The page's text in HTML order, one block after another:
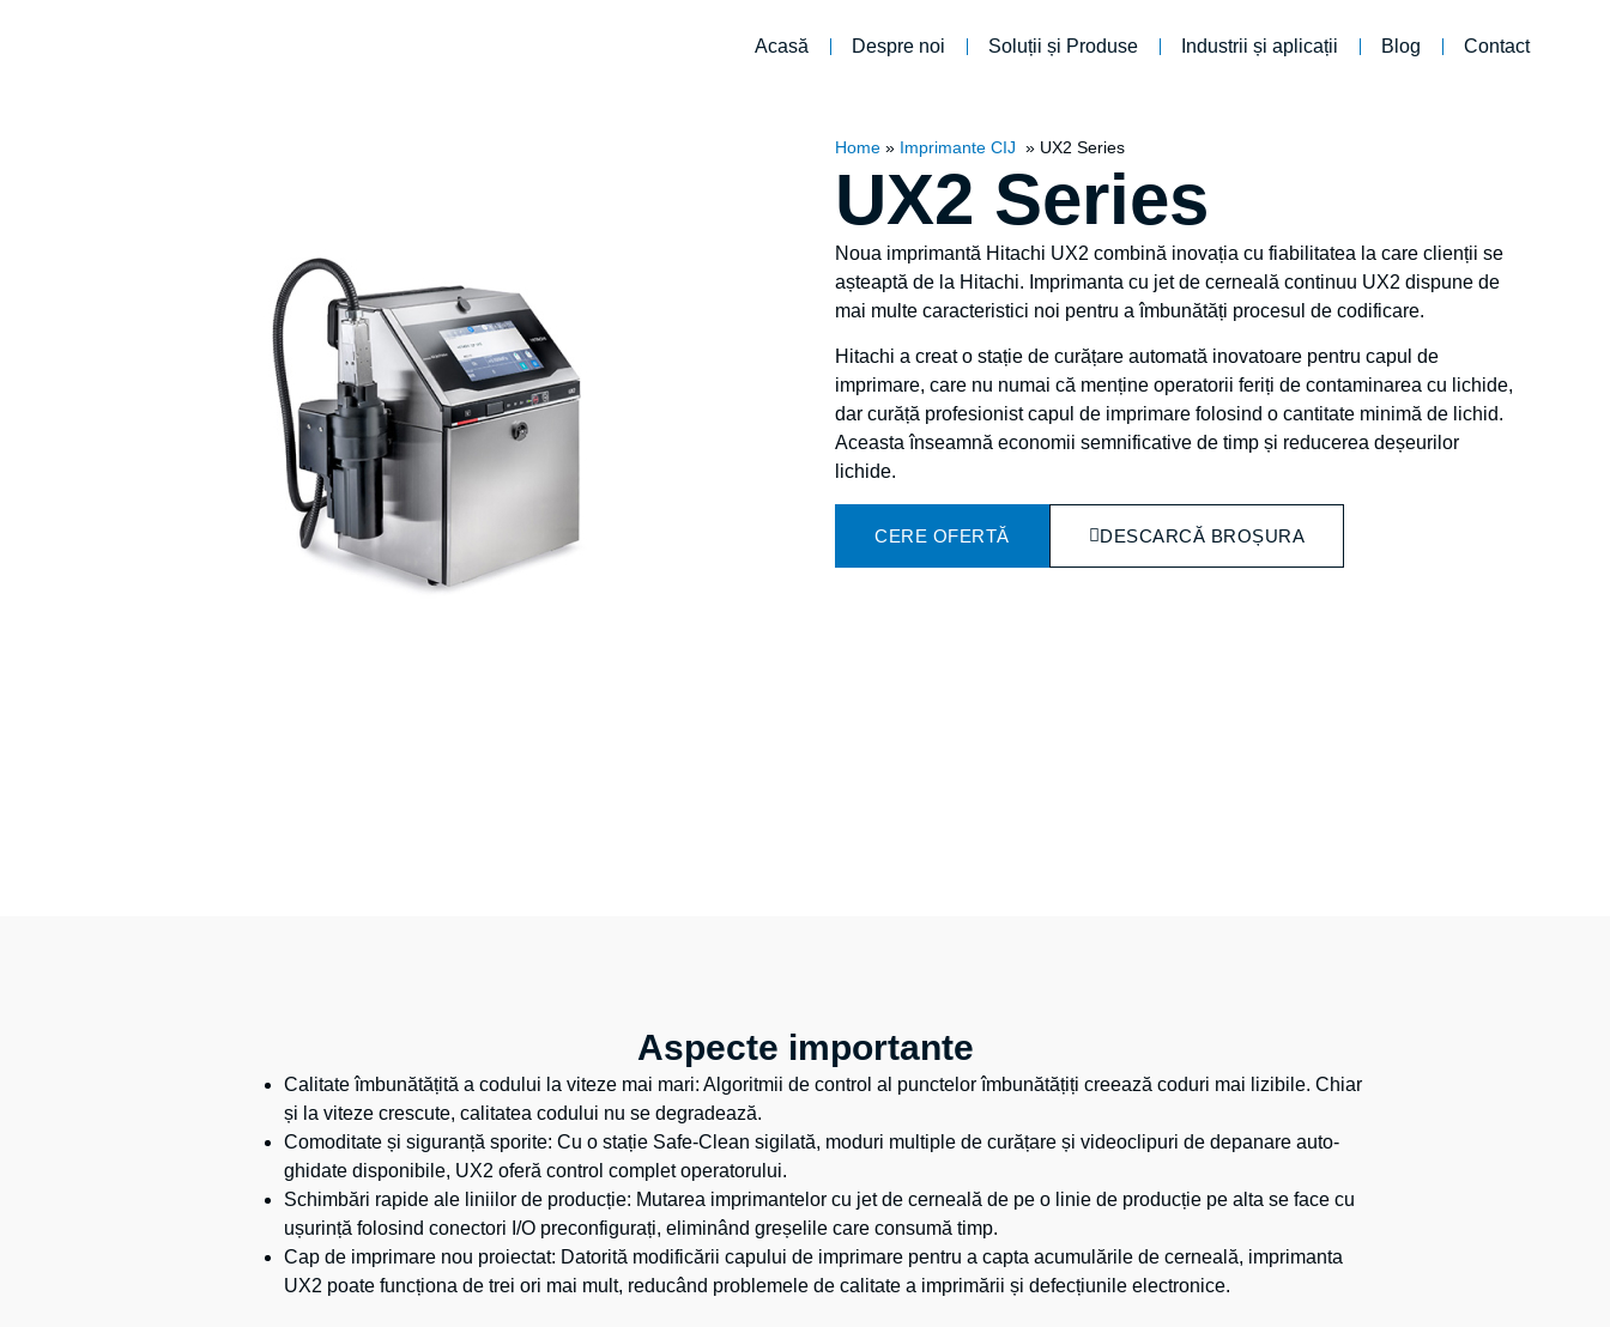
Acasă Despre noi Soluții și Produse Industrii și aplicații Blog Contact
Home » Imprimante CIJ » UX2 Series
UX2 Series
Noua imprimantă Hitachi UX2 combină inovația cu fiabilitatea la care clienții se
așteaptă de la Hitachi. Imprimanta cu jet de cerneală continuu UX2 dispune de
mai multe caracteristici noi pentru a îmbunătăți procesul de codificare.
Hitachi a creat o stație de curățare automată inovatoare pentru capul de
imprimare, care nu numai că menține operatorii feriți de contaminarea cu lichide,
dar curăță profesionist capul de imprimare folosind o cantitate minimă de lichid.
Aceasta înseamnă economii semnificative de timp și reducerea deșeurilor
lichide.
CERE OFERTĂ DESCARCĂ BROȘURA
Aspecte importante
Calitate îmbunătățită a codului la viteze mai mari: Algoritmii de control al punctelor îmbunătățiți creează coduri mai lizibile. Chiar
și la viteze crescute, calitatea codului nu se degradează.
Comoditate și siguranță sporite: Cu o stație Safe-Clean sigilată, moduri multiple de curățare și videoclipuri de depanare auto-
ghidate disponibile, UX2 oferă control complet operatorului.
Schimbări rapide ale liniilor de producție: Mutarea imprimantelor cu jet de cerneală de pe o linie de producție pe alta se face cu
ușurință folosind conectori I/O preconfigurați, eliminând greșelile care consumă timp.
Cap de imprimare nou proiectat: Datorită modificării capului de imprimare pentru a capta acumulările de cerneală, imprimanta
UX2 poate funcționa de trei ori mai mult, reducând problemele de calitate a imprimării și defecțiunile electronice.